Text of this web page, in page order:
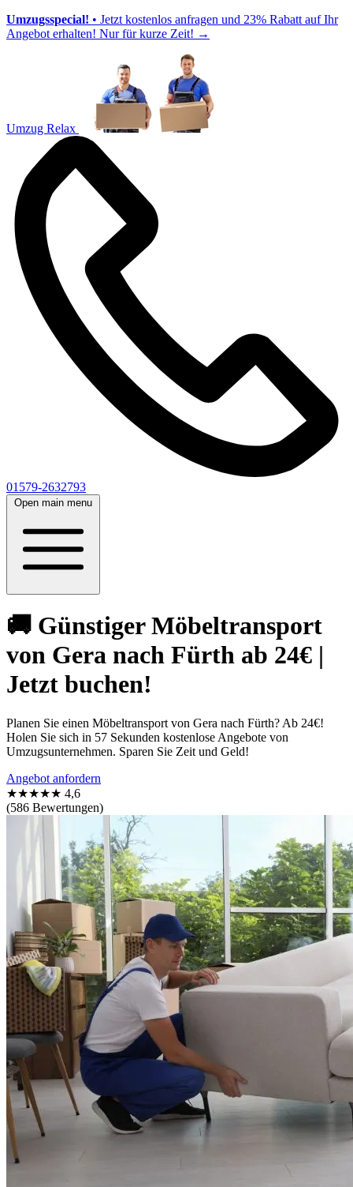
Umzugsspecial! • Jetzt kostenlos anfragen und 23% Rabatt auf Ihr
Angebot erhalten! Nur für kurze Zeit! →
Umzug Relax
01579-2632793
Open main menu
🚚 Günstiger Möbeltransport
von Gera nach Fürth ab 24€ |
Jetzt buchen!
Planen Sie einen Möbeltransport von Gera nach Fürth? Ab 24€!
Holen Sie sich in 57 Sekunden kostenlose Angebote von
Umzugsunternehmen. Sparen Sie Zeit und Geld!
Angebot anfordern
★★★★★ 4,6
(586 Bewertungen)